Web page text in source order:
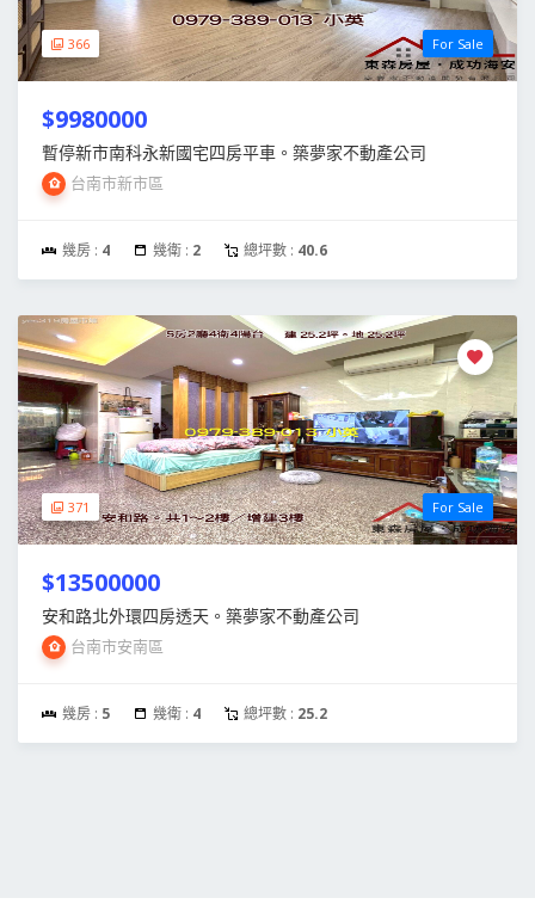
366 For Sale
$9980000
暫停新市南科永新國宅四房平車。築夢家不動產公司
台南市新市區
幾房 : 4 幾衛 : 2 總坪數 : 40.6
371 For Sale
$13500000
安和路北外環四房透天。築夢家不動產公司
台南市安南區
幾房 : 5 幾衛 : 4 總坪數 : 25.2